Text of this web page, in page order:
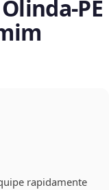
rapidamente